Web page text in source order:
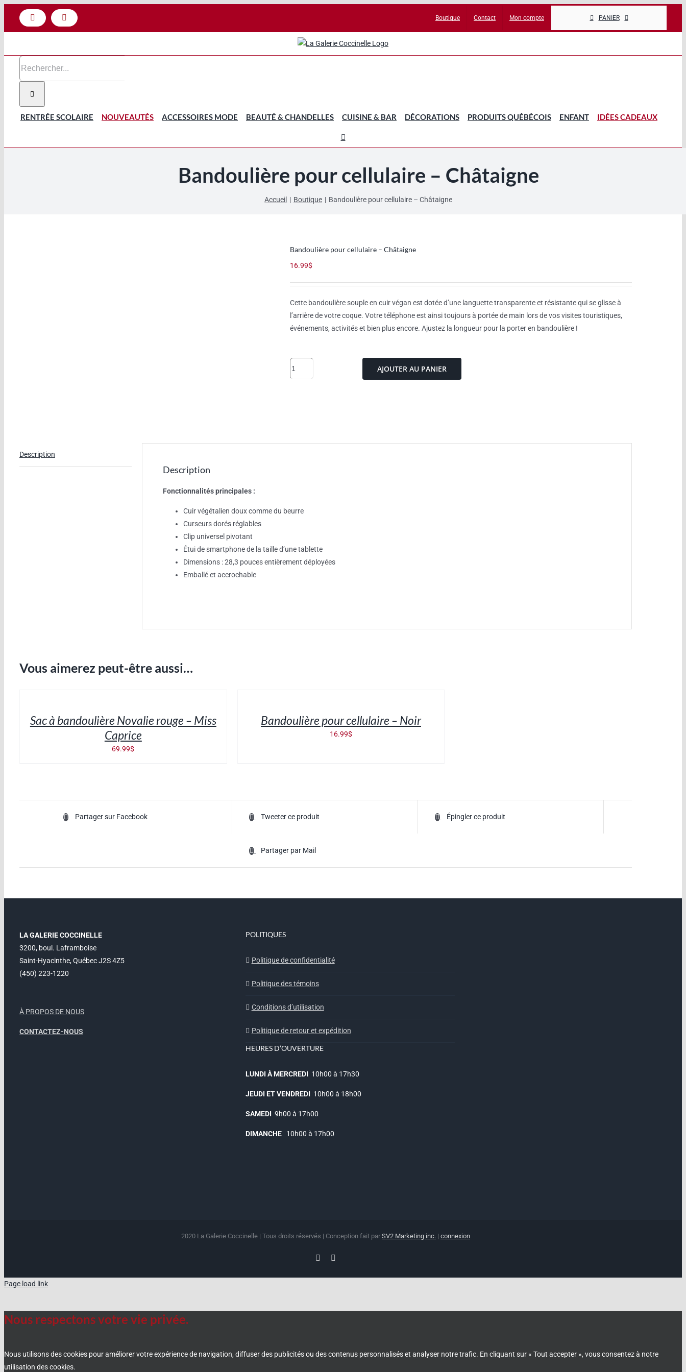
Passer
FacebookInstagram Boutique Contact Mon compte PANIER
RENTRÉE SCOLAIRE NOUVEAUTÉS ACCESSOIRES MODE BEAUTÉ & CHANDELLES CUISINE & BAR DÉCORATIONS PRODUITS QUÉBÉCOIS ENFANT IDÉES CADEAUX
Bandoulière pour cellulaire – Châtaigne
Accueil Boutique Bandoulière pour cellulaire – Châtaigne
Bandoulière pour cellulaire – Châtaigne
16.99$
Cette bandoulière souple en cuir végan est dotée d’une languette transparente et résistante qui se glisse à
l’arrière de votre coque. Votre téléphone est ainsi toujours à portée de main lors de vos visites touristiques,
événements, activités et bien plus encore. Ajustez la longueur pour la porter en bandoulière !
de
AJOUTER AU PANIER
Description
Description
Fonctionnalités principales :
Cuir végétalien doux comme du beurre
Curseurs dorés réglables
Clip universel pivotant
Étui de smartphone de la taille d’une tablette
Dimensions : 28,3 pouces entièrement déployées
Emballé et accrochable
Vous aimerez peut-être aussi…
DÉTAILS
Sac à bandoulière Novalie rouge – Miss
Caprice
69.99$
DÉTAILSBandoulière pour cellulaire – Noir
16.99$
Partager sur Facebook Tweeter ce produit Épingler ce produit
Partager par Mail
LA GALERIE COCCINELLE
3200, boul. Laframboise
Saint-Hyacinthe, Québec J2S 4Z5
(450) 223-1220
À PROPOS DE NOUS
CONTACTEZ-NOUS
POLITIQUES
Politique de confidentialité
Politique des témoins
Conditions d’utilisation
Politique de retour et expédition
HEURES D’OUVERTURE
LUNDI À MERCREDI 10h00 à 17h30
JEUDI ET VENDREDI 10h00 à 18h00
SAMEDI 9h00 à 17h00
DIMANCHE10h00 à 17h00
2020 La Galerie Coccinelle | Tous droits réservés | Conception fait par SV2 Marketing inc. | connexion
Facebook
Page load link
Nous respectons votre vie privée.
Nous utilisons des cookies pour améliorer votre expérience de navigation, diffuser des publicités ou des contenus personnalisés et analyser notre trafic. En cliquant sur « Tout accepter », vous consentez à notre
utilisation des cookies.